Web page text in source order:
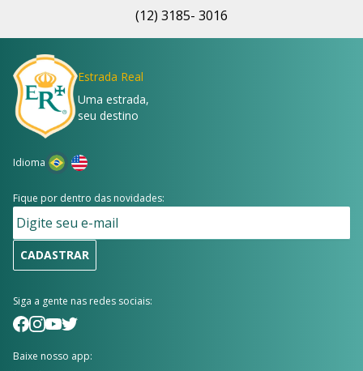
(12) 3185- 3016
Estrada Real
Uma estrada,
seu destino
Idioma
Fique por dentro das novidades:
CADASTRAR
Siga a gente nas redes sociais:
Baixe nosso app: